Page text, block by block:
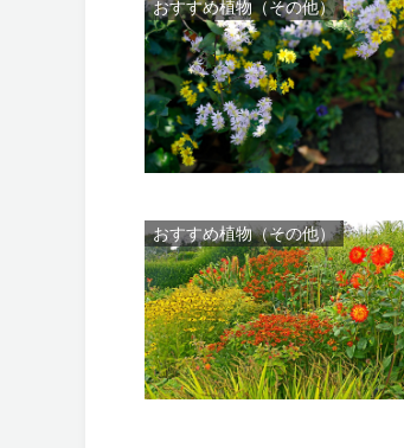
おすすめ植物（その他）
おすすめ植物（その他）